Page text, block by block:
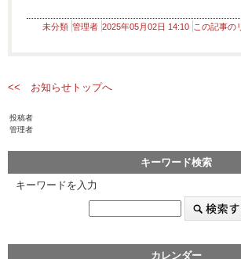
未分類 管理者 2025年05月02日 14:10 この記事の
<< お知らせトップへ
投稿者
管理者
キーワード検索
キーワードを入力
カレンダー